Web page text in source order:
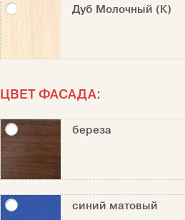
Дуб Молочный (К)
ЦВЕТ ФАСАДА:
береза
синий матовый